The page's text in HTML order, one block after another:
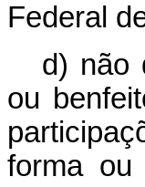
Federal
d) não
ou
forma